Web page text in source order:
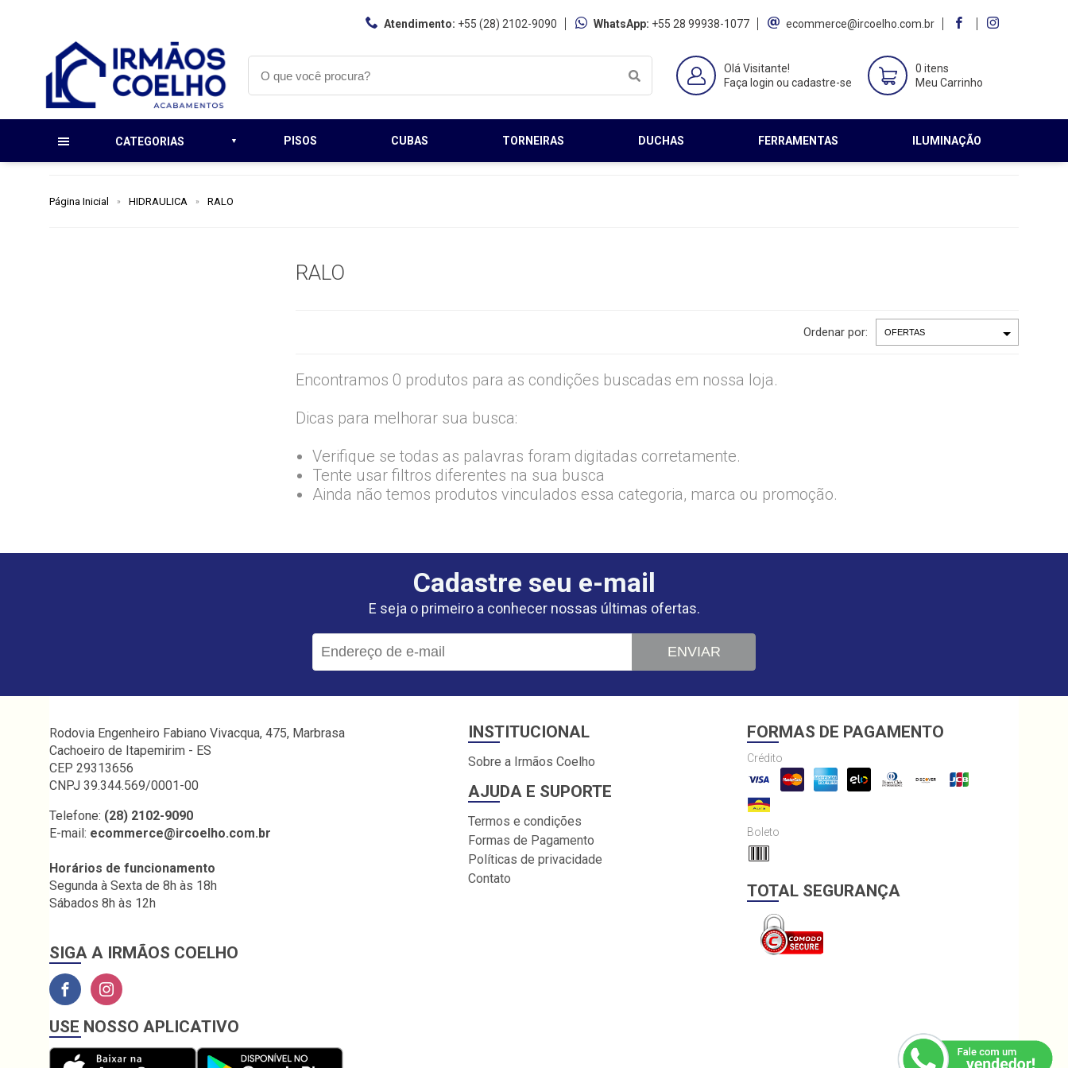
Atendimento: +55 (28) 2102-9090 WhatsApp: +55 28 99938-1077 ecommerce@ircoelho.com.br
Olá Visitante!
Faça login ou cadastre-se
0 itens
Meu Carrinho
CATEGORIAS PISOS CUBAS TORNEIRAS DUCHAS FERRAMENTAS ILUMINAÇÃO
Página Inicial HIDRAULICA RALO
RALO
Ordenar por:
Encontramos 0 produtos para as condições buscadas em nossa loja.
Dicas para melhorar sua busca:
Verifique se todas as palavras foram digitadas corretamente.
Tente usar filtros diferentes na sua busca
Ainda não temos produtos vinculados essa categoria, marca ou promoção.
Cadastre seu e-mail
E seja o primeiro a conhecer nossas últimas ofertas.
ENVIAR
Rodovia Engenheiro Fabiano Vivacqua, 475, Marbrasa
Cachoeiro de Itapemirim - ES
CEP 29313656
CNPJ 39.344.569/0001-00
Telefone: (28) 2102-9090
E-mail: ecommerce@ircoelho.com.br
Horários de funcionamento
Segunda à Sexta de 8h às 18h
Sábados 8h às 12h
SIGA A IRMÃOS COELHO
INSTITUCIONAL
Sobre a Irmãos Coelho
AJUDA E SUPORTE
Termos e condições
Formas de Pagamento
Políticas de privacidade
Contato
FORMAS DE PAGAMENTO
Crédito
Boleto
TOTAL SEGURANÇA
USE NOSSO APLICATIVO